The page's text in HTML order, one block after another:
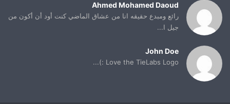
Ahmed Mohamed Daoud
رائع ومبدع حقيقه انا من عشاق الماضي كنت أود أن أكون من
جيل ا...
John Doe
Love the TieLabs Logo :)...